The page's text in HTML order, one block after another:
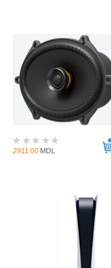
2911.00 MDL